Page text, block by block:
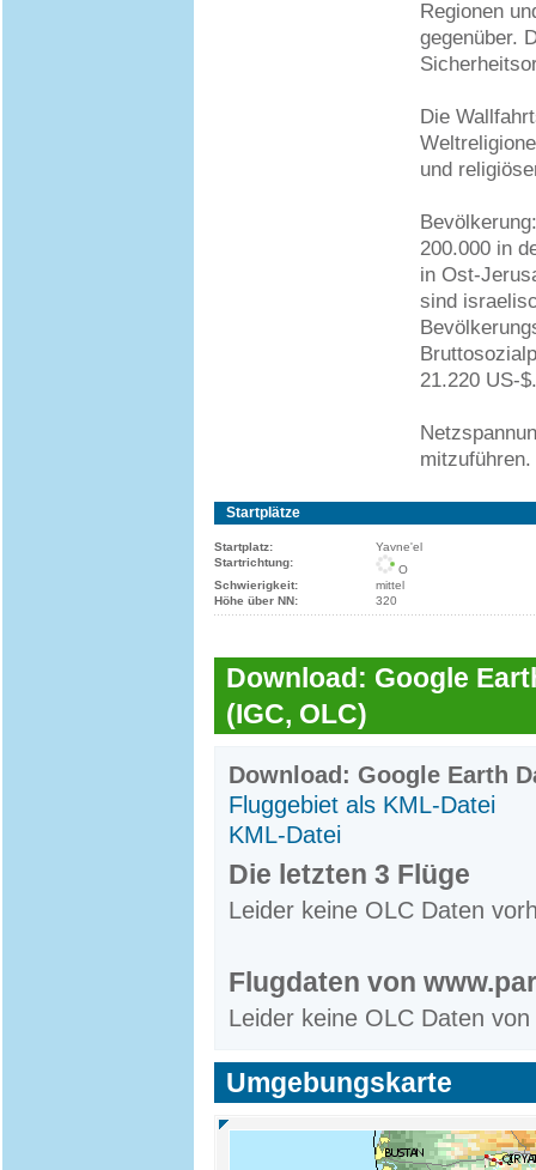
Regionen
gegenüber.
Die
und
200.000 in
in Ost-
sind
21.220 US-$.
mitzuführen.
Startplätze
Startplatz:
Yavne'el
Startrichtung:
O
Schwierigkeit:
mittel
Höhe über NN:
320
Download: Google
(IGC, OLC)
Download: Google Earth
Fluggebiet als KML-Datei
KML-Datei
Die letzten 3 Flüge
Leider keine OLC Daten
Flugdaten von
Leider keine OLC Daten
Umgebungskarte